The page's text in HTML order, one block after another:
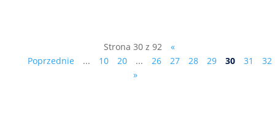
Strona 30 z 92
«
Poprzednie
... 10 20 ... 26 27 28 29 30 31
32
»